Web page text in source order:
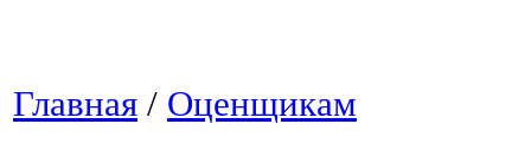
Главная / Оценщикам